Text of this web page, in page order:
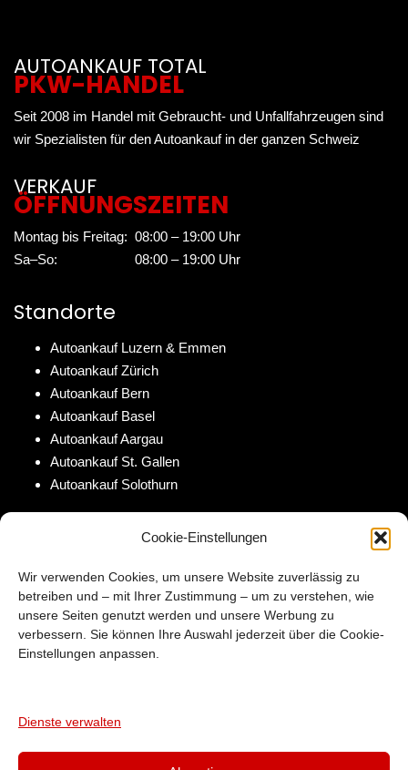
Cookie-Einstellungen
Wir verwenden Cookies, um unsere Website zuverlässig zu
betreiben und – mit Ihrer Zustimmung – um zu verstehen, wie
unsere Seiten genutzt werden und unsere Werbung zu
verbessern. Sie können Ihre Auswahl jederzeit über die Cookie-
Einstellungen anpassen.
Dienste verwalten
AUTOANKAUF TOTAL
PKW-HANDEL
Seit 2008 im Handel mit Gebraucht- und Unfallfahrzeugen sind
wir Spezialisten für den Autoankauf in der ganzen Schweiz
VERKAUF
ÖFFNUNGSZEITEN
Montag bis Freitag: 08:00 – 19:00 Uhr
Sa–So:
08:00 – 19:00 Uhr
Standorte
Autoankauf Luzern & Emmen
Autoankauf Zürich
Autoankauf Bern
Autoankauf Basel
Autoankauf Aargau
Autoankauf St. Gallen
Autoankauf Solothurn
INFORMATIONEN
Tel : 079 384 88 11
Web :autoankauf-total.ch
Adresse :
6020 Emmen LU
Unsere Occasionen auf AutoScout24